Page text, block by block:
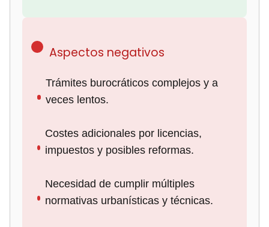
Aspectos negativos
Trámites burocráticos complejos y a
veces lentos.
Costes adicionales por licencias,
impuestos y posibles reformas.
Necesidad de cumplir múltiples
normativas urbanísticas y técnicas.